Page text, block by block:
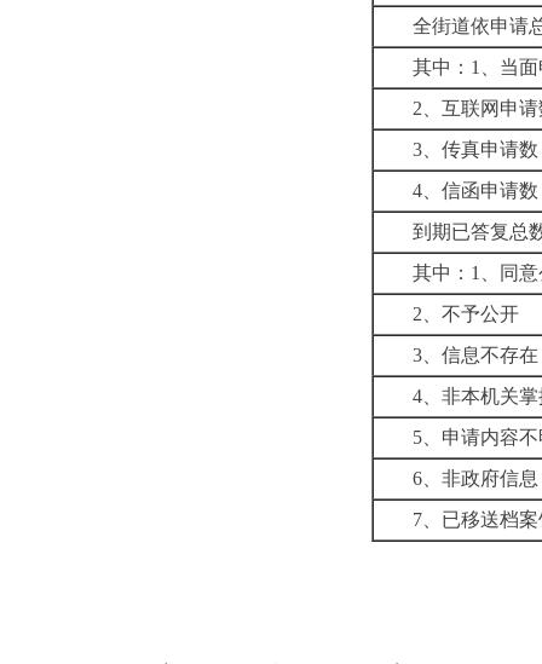
全街道依申请
其中： 1
、当
2 、互联网申
3 、传真申请数
4 、信函申请数
到期已答复总
其中： 1
同
2 、不予公开
3 、信息不存在
4 、非本机关
5 、申请内容
6 、非政府信息
7 、已移送档